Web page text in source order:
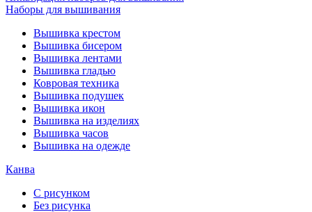
Наборы для вышивания
Вышивка крестом
Вышивка бисером
Вышивка лентами
Вышивка гладью
Ковровая техника
Вышивка подушек
Вышивка икон
Вышивка на изделиях
Вышивка часов
Вышивка на одежде
Канва
С рисунком
Без рисунка